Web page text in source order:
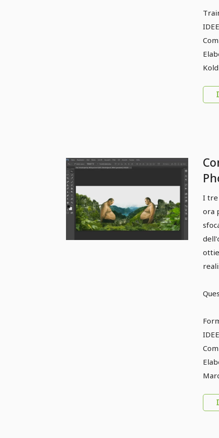
in
la
I tre
ora